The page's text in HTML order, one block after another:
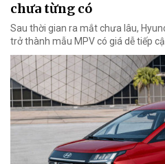
chưa từng có
Sau thời gian ra mắt chưa lâu,
trở thành mẫu MPV có giá dễ tiếp